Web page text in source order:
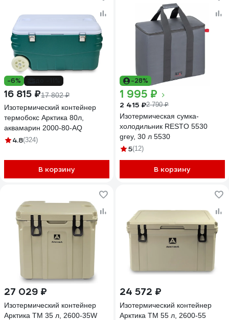
-6%
16 815 ₽17 802 ₽
Изотермический контейнер
термобокс Арктика 80л,
аквамарин 2000-80-AQ
4.8(324)
В корзину
-28%
1 995 ₽
2 415 ₽2 790 ₽
Изотермическая сумка-
холодильник RESTO 5530
grey, 30 л 5530
5(12)
В корзину
27 029 ₽
Изотермический контейнер
Арктика ТМ 35 л, 2600-35W
24 572 ₽
Изотермический контейнер
Арктика ТМ 55 л, 2600-55